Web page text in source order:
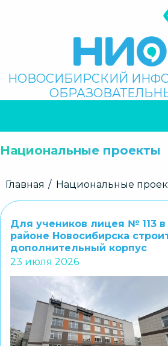
Поиск
НОВОСИБИРСКИЙ
НАВИГАЦИЯ
Национальные проекты
Строка
Главная Национальные
Для учеников лицея № 113
районе Новосибирска
дополнительный корпус
23 июля 2026